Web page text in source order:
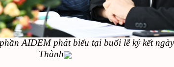
AIDEM phát biểu tại buổi lễ ký kết
Thành